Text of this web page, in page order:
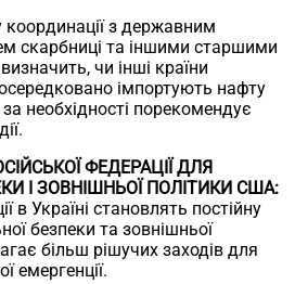
координації з державним
скарбниці та іншими старшими
чи інші країни
імпортують нафту
за необхідності порекомендує
ФЕДЕРАЦІЇ ДЛЯ
І ЗОВНІШНЬОЇ ПОЛІТИКИ США:
в Україні становлять постійну
безпеки та зовнішньої
більш рішучих заходів для
емергенції.